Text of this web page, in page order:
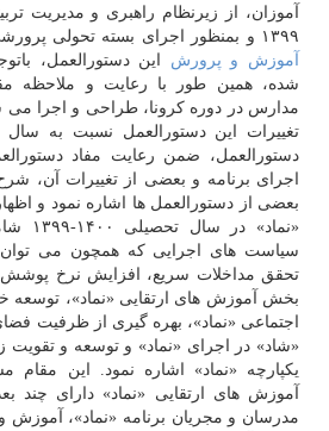
آموزان، از زیرنظام راهبری و مدیریت
۱۳۹۹ و بمنظور اجرای بسته تحولی پرورشی و فرهنگی ۱۳۹۹ وزیر
آموزش و پرورش این دستورالعمل،
شده، همین طور با رعایت و ملاحظه
مدارس در دوره کرونا، طراحی و اجرا می
تغییرات این دستورالعمل نسبت به
دستورالعمل، ضمن رعایت مفاد
اجرای برنامه و بعضی از تغییرات آن،
بعضی از دستورالعمل ها اشاره نمود و
سیاست های اجرایی که همچون می
تحقق مداخلات سریع، افزایش نرخ
بخش آموزش های ارتقایی «نماد»، توسعه
اجتماعی «نماد»، بهره گیری از ظرفیت
«شاد» در اجرای «نماد» و توسعه و
یکپارچه «نماد» اشاره نمود. این
آموزش های ارتقایی «نماد» دارای
مدرسان و مجریان برنامه «نماد»، آموزش